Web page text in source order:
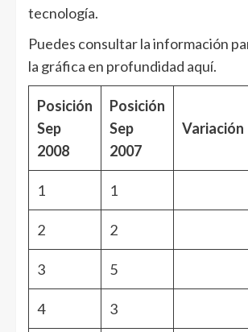
tecnología.
Puedes consultar la información
la gráfica en profundidad aquí.
Posición
Sep
2008
Posición
Sep
2007
Variación
1 1
2 2
3 5
4 3